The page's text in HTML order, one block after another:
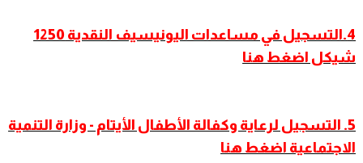
4.التسجيل في مساعدات اليونيسيف النقدية 1250
شيكل اضغط هنا
5. التسجيل لرعاية وكفالة الأطفال الأيتام - وزارة التنمية
الاجتماعية اضغط هنا